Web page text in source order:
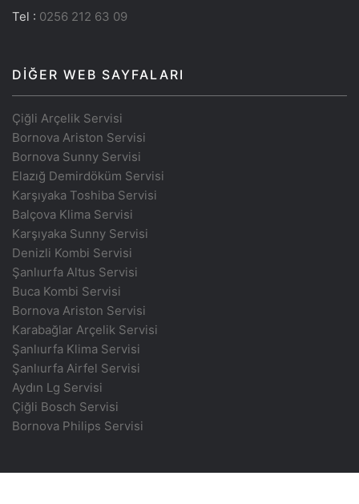
Tel : 0256 212 63 09
DIĞER WEB SAYFALARI
Çiğli Arçelik Servisi
Bornova Ariston Servisi
Bornova Sunny Servisi
Elazığ Demirdöküm Servisi
Karşıyaka Toshiba Servisi
Balçova Klima Servisi
Karşıyaka Sunny Servisi
Denizli Kombi Servisi
Şanlıurfa Altus Servisi
Buca Kombi Servisi
Bornova Ariston Servisi
Karabağlar Arçelik Servisi
Şanlıurfa Klima Servisi
Şanlıurfa Airfel Servisi
Aydın Lg Servisi
Çiğli Bosch Servisi
Bornova Philips Servisi